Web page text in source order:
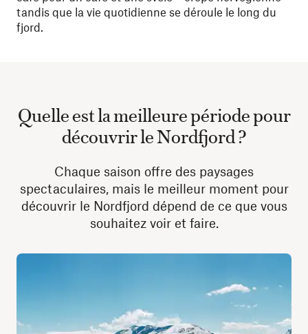
tandis que la vie quotidienne se déroule le long du
fjord.
Quelle est la meilleure période pour
découvrir le Nordfjord ?
Chaque saison offre des paysages
spectaculaires, mais le meilleur moment pour
découvrir le Nordfjord dépend de ce que vous
souhaitez voir et faire.